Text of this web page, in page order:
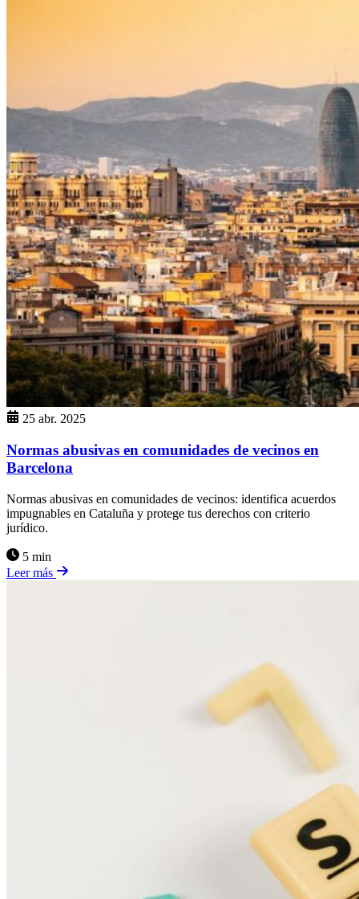
25 abr. 2025
Normas abusivas en comunidades de vecinos en
Barcelona
Normas abusivas en comunidades de vecinos: identifica acuerdos
impugnables en Cataluña y protege tus derechos con criterio
jurídico.
5 min
Leer más